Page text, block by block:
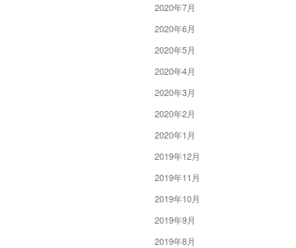
2020年7月
2020年6月
2020年5月
2020年4月
2020年3月
2020年2月
2020年1月
2019年12月
2019年11月
2019年10月
2019年9月
2019年8月